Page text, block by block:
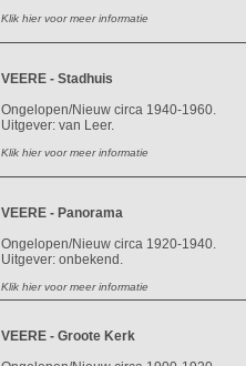
Klik hier voor meer informatie
VEERE - Stadhuis
Ongelopen/Nieuw circa 1940-1960.
Uitgever: van Leer.
Klik hier voor meer informatie
VEERE - Panorama
Ongelopen/Nieuw circa 1920-1940.
Uitgever: onbekend.
Klik hier voor meer informatie
VEERE - Groote Kerk